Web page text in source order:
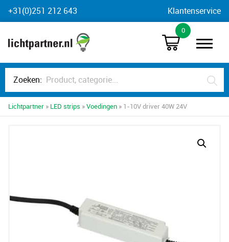
Skip
to
+31(0)251 212 643 Klantenservice
0
Zoeken:
Lichtpartner » LED strips »Voedingen » 1-10V driver 40W 24V